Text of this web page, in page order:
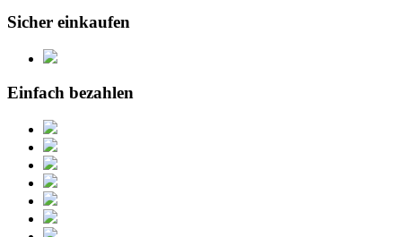
Sicher einkaufen
Einfach bezahlen